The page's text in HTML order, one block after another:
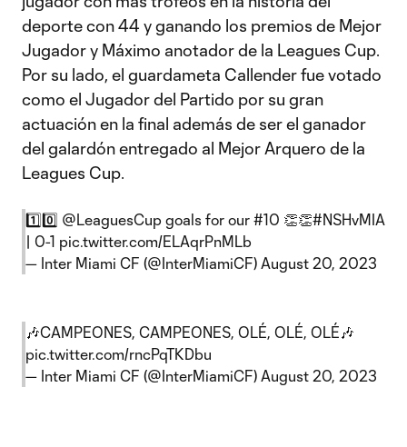
deporte con 44 y ganando los premios de Mejor
Jugador y Máximo anotador de la Leagues Cup.
Por su lado, el guardameta Callender fue votado
como el Jugador del Partido por su gran
actuación en la final además de ser el ganador
del galardón entregado al Mejor Arquero de la
Leagues Cup.
1️⃣0️⃣ @LeaguesCup goals for our #10 👏👏#NSHvMIA
| 0-1 pic.twitter.com/ELAqrPnMLb
— Inter Miami CF (@InterMiamiCF) August 20, 2023
🎶CAMPEONES, CAMPEONES, OLÉ, OLÉ, OLÉ🎶
pic.twitter.com/rncPqTKDbu
— Inter Miami CF (@InterMiamiCF) August 20, 2023